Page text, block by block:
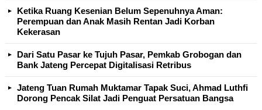
Ketika Ruang Kesenian Belum Sepenuhnya Aman:
Perempuan dan Anak Masih Rentan Jadi Korban
Kekerasan
Dari Satu Pasar ke Tujuh Pasar, Pemkab Grobogan dan
Bank Jateng Percepat Digitalisasi Retribus
Jateng Tuan Rumah Muktamar Tapak Suci, Ahmad Luthfi
Dorong Pencak Silat Jadi Penguat Persatuan Bangsa